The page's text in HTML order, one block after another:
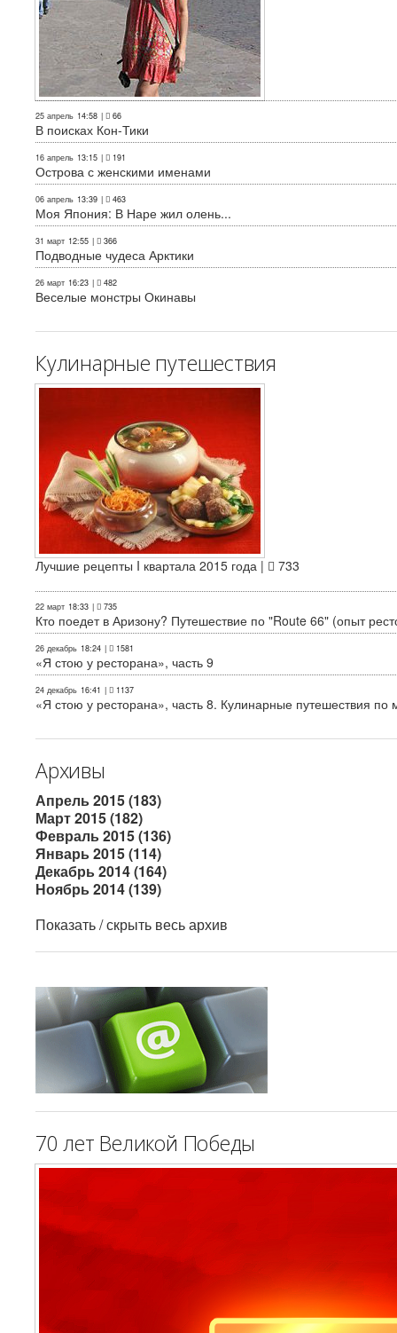
25 апрель 14:58 | 66
В поисках Кон-Тики
16 апрель 13:15 | 191
Острова с женскими именами
06 апрель 13:39 | 463
Моя Япония: В Наре жил олень...
31 март 12:55 | 366
Подводные чудеса Арктики
26 март 16:23 | 482
Веселые монстры Окинавы
Кулинарные путешествия
Лучшие рецепты I квартала 2015 года | 733
22 март 18:33 | 735
Кто поедет в Аризону? Путешествие по "Route 66" (опыт
26 декабрь 18:24 | 1581
«Я стою у ресторана», часть 9
24 декабрь 16:41 | 1137
«Я стою у ресторана», часть 8. Кулинарные путешествия по
Архивы
Апрель 2015 (183)
Март 2015 (182)
Февраль 2015 (136)
Январь 2015 (114)
Декабрь 2014 (164)
Ноябрь 2014 (139)
Показать / скрыть весь архив
70 лет Великой Победы